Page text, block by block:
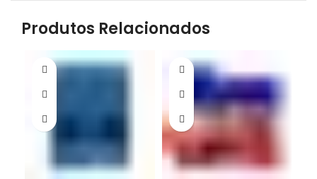
Produtos Relacionados